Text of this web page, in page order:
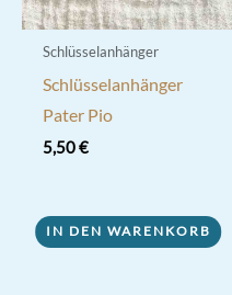
Schlüsselanhänger
Schlüsselanhänger
Pater Pio
5,50€
IN DEN WARENKORB